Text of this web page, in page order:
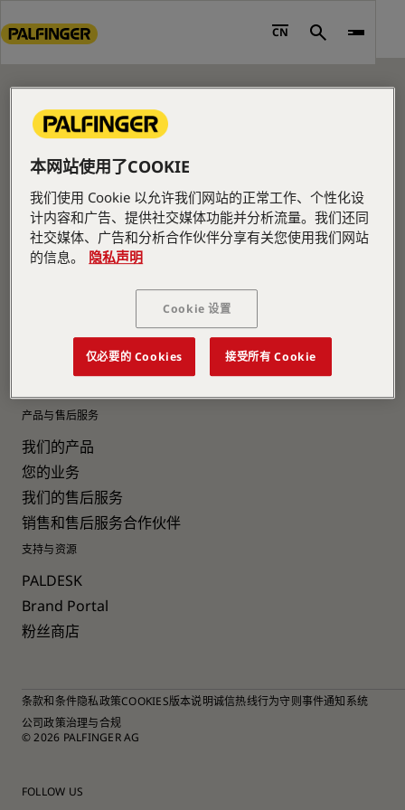
to
footer
content
CN Search
CONTENT PAGE
Please edit me.
产品与售后服务
我们的产品
您的业务
我们的售后服务
销售和售后服务合作伙伴
支持与资源
PALDESK
Brand Portal
粉丝商店
条款和条件隐私政策COOKIES版本说明诚信热线行为守则事件通知系统
公司政策治理与合规
© 2026 PALFINGER AG
FOLLOW US
本网站使用了COOKIE
我们使用 Cookie 以允许我们网站的正常工作、个性化设
计内容和广告、提供社交媒体功能并分析流量。我们还同
社交媒体、广告和分析合作伙伴分享有关您使用我们网站
的信息。
隐私声明
Cookie 设置
仅必要的 Cookies 接受所有 Cookie